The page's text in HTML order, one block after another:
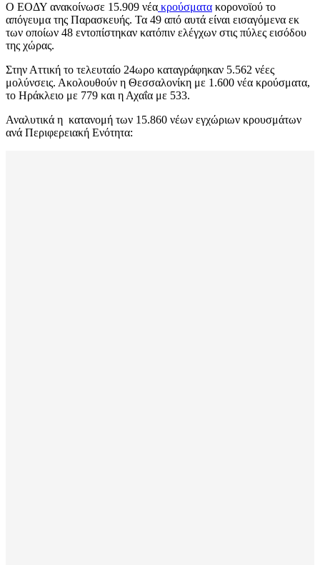
Ο ΕΟΔΥ ανακοίνωσε 15.909 νέα κρούσματα κορονοϊού το
απόγευμα της Παρασκευής. Τα 49 από αυτά είναι εισαγόμενα εκ
των οποίων 48 εντοπίστηκαν κατόπιν ελέγχων στις πύλες εισόδου
της χώρας.
Στην Αττική το τελευταίο 24ωρο καταγράφηκαν 5.562 νέες
μολύνσεις. Ακολουθούν η Θεσσαλονίκη με 1.600 νέα κρούσματα,
το Ηράκλειο με 779 και η Αχαΐα με 533.
Αναλυτικά η κατανομή των 15.860 νέων εγχώριων κρουσμάτων
ανά Περιφερειακή Ενότητα: